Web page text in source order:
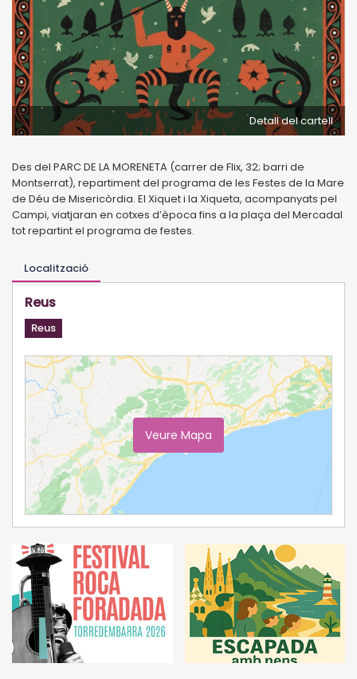
Detall del cartell
Des del PARC DE LA MORENETA (carrer de Flix, 32; barri de
Montserrat), repartiment del programa de les Festes de la Mare
de Déu de Misericòrdia. El Xiquet i la Xiqueta, acompanyats pel
Campi, viatjaran en cotxes d’època fins a la plaça del Mercadal
tot repartint el programa de festes.
Localització
Reus
Reus
Veure Mapa